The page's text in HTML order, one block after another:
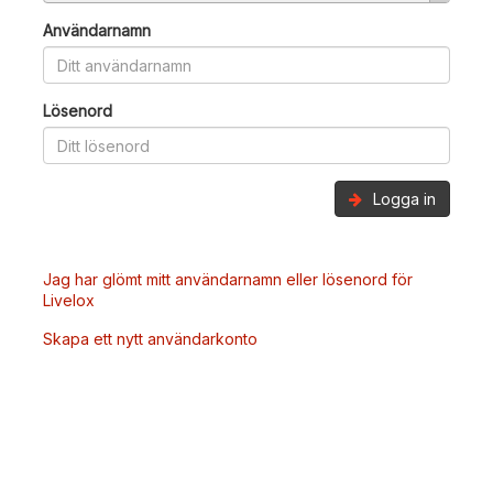
Användarnamn
Lösenord
Logga in
Jag har glömt mitt användarnamn eller lösenord för
Livelox
Skapa ett nytt användarkonto